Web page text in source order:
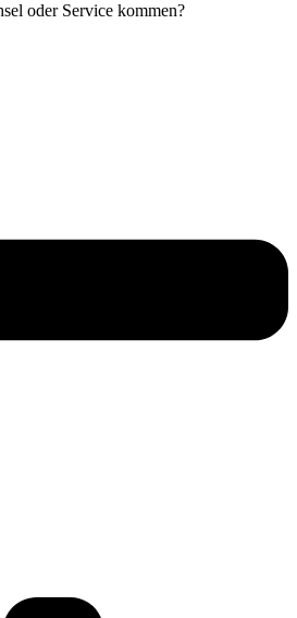
oder Service kommen?